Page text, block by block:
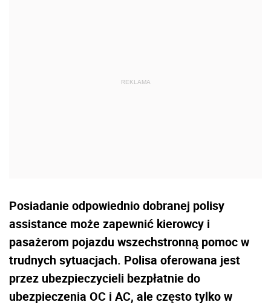
Posiadanie odpowiednio dobranej polisy
assistance może zapewnić kierowcy i
pasażerom pojazdu wszechstronną pomoc w
trudnych sytuacjach. Polisa oferowana jest
przez ubezpieczycieli bezpłatnie do
ubezpieczenia OC i AC, ale często tylko w